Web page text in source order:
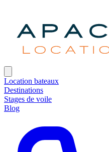
Location bateaux
Destinations
Stages de voile
Blog